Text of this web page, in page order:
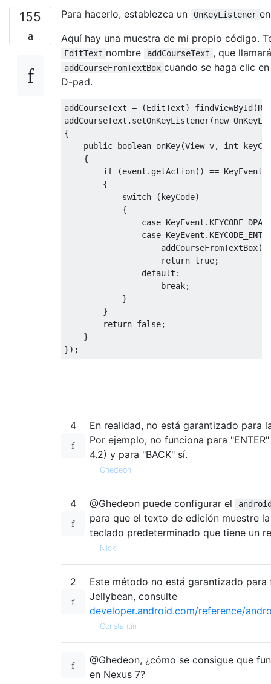
155 Para hacerlo, establezca un OnKeyListener
Aquí hay una muestra de mi propio código.
EditText nombre addCourseText , que
addCourseFromTextBox cuando se haga clic
D-pad.
addCourseText = (EditText) findViewById(R
addCourseText . setOnKeyListener(new
{
public boolean onKey(View v, int
{
if
(event . getAction() == KeyEvent
{
switch
(keyCode)
{
case KeyEvent .
case KeyEvent .
                    addCourseFromTextBox
return true;
default :
break;
}
}
return false;
}
});
4
En realidad, no está garantizado para
Por ejemplo, no funciona para
4.2) y para "BACK" sí.
— Ghedeon
4 @Ghedeon puede configurar el
para que el texto de edición muestre
teclado predeterminado que tiene un
— Nick
2
Este método no está garantizado
Jellybean, consulte
developer.android.com/reference/
— Constantin
@Ghedeon, ¿cómo se consigue que
en Nexus 7?